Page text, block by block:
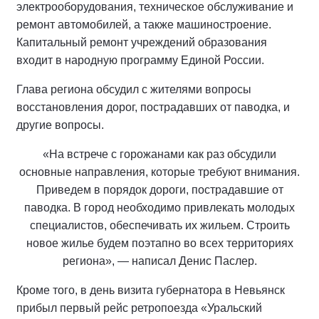
электрооборудования, техническое обслуживание и
ремонт автомобилей, а также машиностроение.
Капитальный ремонт учреждений образования
входит в народную программу Единой России.
Глава региона обсудил с жителями вопросы
восстановления дорог, пострадавших от паводка, и
другие вопросы.
«На встрече с горожанами как раз обсудили
основные направления, которые требуют внимания.
Приведем в порядок дороги, пострадавшие от
паводка. В город необходимо привлекать молодых
специалистов, обеспечивать их жильем. Строить
новое жилье будем поэтапно во всех территориях
региона», — написал Денис Паслер.
Кроме того, в день визита губернатора в Невьянск
прибыл первый рейс ретропоезда «Уральский